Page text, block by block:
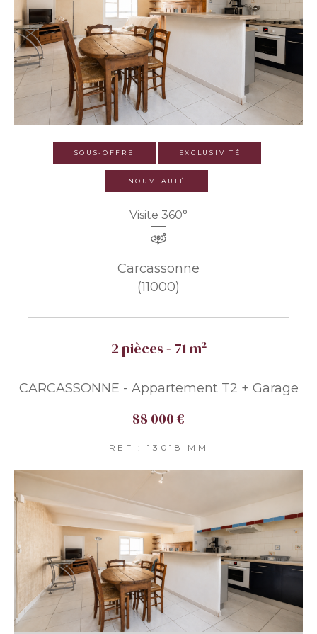
SOUS-OFFRE EXCLUSIVITÉ
NOUVEAUTÉ
Visite 360°
Carcassonne
(11000)
2 pièces - 71 m²
CARCASSONNE - Appartement T2 + Garage
88 000 €
REF : 13018 MM